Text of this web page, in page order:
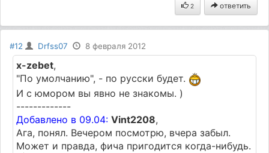
2 ответить
#12 Drfss07 8 февраля 2012
x-zebet,
"По умолчанию", - по русски будет.
И с юмором вы явно не знакомы. )
-------------
Добавлено в 09.04: Vint2208,
Ага, понял. Вечером посмотрю, вчера забыл.
Может и правда, фича пригодится когда-нибудь.